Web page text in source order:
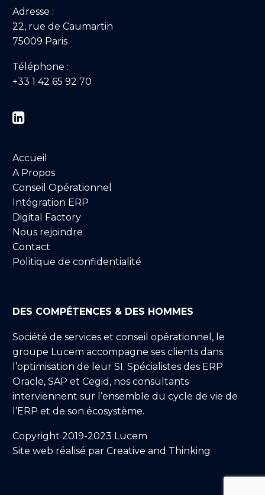
Adresse :
22, rue de Caumartin
75009 Paris
Téléphone :
+33 1 42 65 92 70


Accueil
A Propos
Conseil Opérationnel
Intégration ERP
Digital Factory
Nous rejoindre
Contact
Politique de confidentialité
DES COMPÉTENCES & DES HOMMES
Société de services et conseil opérationnel, le
groupe Lucem accompagne ses clients dans
l’optimisation de leur SI. Spécialistes des ERP
Oracle, SAP et Cegid, nos consultants
interviennent sur l’ensemble du cycle de vie de
l’ERP et de son écosystème.
Copyright 2019-2023 Lucem
Site web réalisé par Creative and Thinking